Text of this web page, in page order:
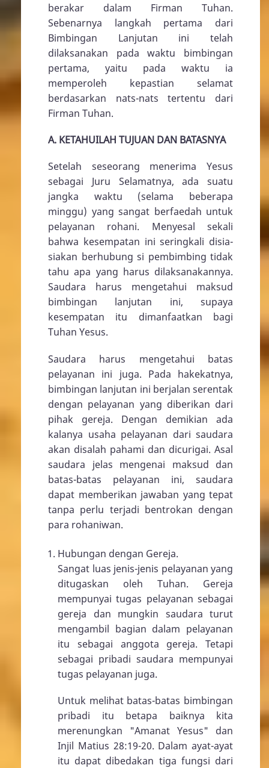
berakar dalam Firman Tuhan.
Sebenarnya langkah pertama dari
Bimbingan Lanjutan ini telah
dilaksanakan pada waktu bimbingan
pertama, yaitu pada waktu ia
memperoleh kepastian selamat
berdasarkan nats-nats tertentu dari
Firman Tuhan.
A. KETAHUILAH TUJUAN DAN BATASNYA
Setelah seseorang menerima Yesus
sebagai Juru Selamatnya, ada suatu
jangka waktu (selama beberapa
minggu) yang sangat berfaedah untuk
pelayanan rohani. Menyesal sekali
bahwa kesempatan ini seringkali disia-
siakan berhubung si pembimbing tidak
tahu apa yang harus dilaksanakannya.
Saudara harus mengetahui maksud
bimbingan lanjutan ini, supaya
kesempatan itu dimanfaatkan bagi
Tuhan Yesus.
Saudara harus mengetahui batas
pelayanan ini juga. Pada hakekatnya,
bimbingan lanjutan ini berjalan serentak
dengan pelayanan yang diberikan dari
pihak gereja. Dengan demikian ada
kalanya usaha pelayanan dari saudara
akan disalah pahami dan dicurigai. Asal
saudara jelas mengenai maksud dan
batas-batas pelayanan ini, saudara
dapat memberikan jawaban yang tepat
tanpa perlu terjadi bentrokan dengan
para rohaniwan.
Hubungan dengan Gereja.
Sangat luas jenis-jenis pelayanan yang
ditugaskan oleh Tuhan. Gereja
mempunyai tugas pelayanan sebagai
gereja dan mungkin saudara turut
mengambil bagian dalam pelayanan
itu sebagai anggota gereja. Tetapi
sebagai pribadi saudara mempunyai
tugas pelayanan juga.
Untuk melihat batas-batas bimbingan
pribadi itu betapa baiknya kita
merenungkan "Amanat Yesus" dan
Injil Matius 28:19-20. Dalam ayat-ayat
itu dapat dibedakan tiga fungsi dari